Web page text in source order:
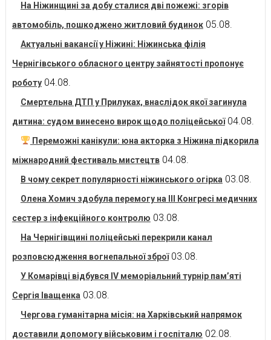
На Ніжинщині за добу сталися дві пожежі: згорів
автомобіль, пошкоджено житловий будинок 05.08.
Актуальні вакансії у Ніжині: Ніжинська філія
Чернігівського обласного центру зайнятості пропонує
роботу 04.08.
Смертельна ДТП у Прилуках, внаслідок якої загинула
дитина: судом винесено вирок щодо поліцейської 04.08.
Переможні канікули: юна акторка з Ніжина підкорила
міжнародний фестиваль мистецтв 04.08.
В чому секрет популярності ніжинського огірка 03.08.
Олена Хомич здобула перемогу на ІІІ Конгресі медичних
сестер з інфекційного контролю 03.08.
На Чернігівщині поліцейські перекрили канал
розповсюдження вогнепальної зброї 03.08.
У Комарівці відбувся IV меморіальний турнір пам’яті
Сергія Іващенка 03.08.
Чергова гуманітарна місія: на Харківський напрямок
доставили допомогу військовим і госпіталю 02.08.